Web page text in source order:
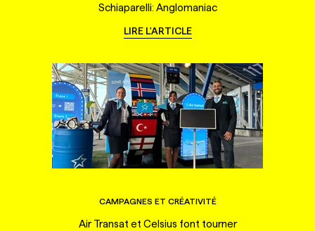
Schiaparelli: Anglomaniac
LIRE L'ARTICLE
CAMPAGNES ET CRÉATIVITÉ
Air Transat et Celsius font tourner